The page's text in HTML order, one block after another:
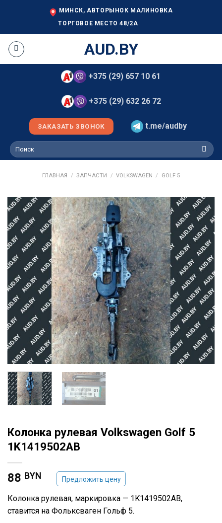
МИНСК, АВТОРЫНОК МАЛИНОВКА
ТОРГОВОЕ МЕСТО 48/2А
AUD.BY
+375 (29) 657 10 61
+375 (29) 632 26 72
ЗАКАЗАТЬ ЗВОНОК t.me/audby
Искать:
ГЛАВНАЯ / ЗАПЧАСТИ / VOLKSWAGEN / GOLF 5
Колонка рулевая Volkswagen Golf 5
1K1419502AB
88 BYN Предложить цену
Колонка рулевая, маркировка — 1K1419502AB,
ставится на Фольксваген Гольф 5.